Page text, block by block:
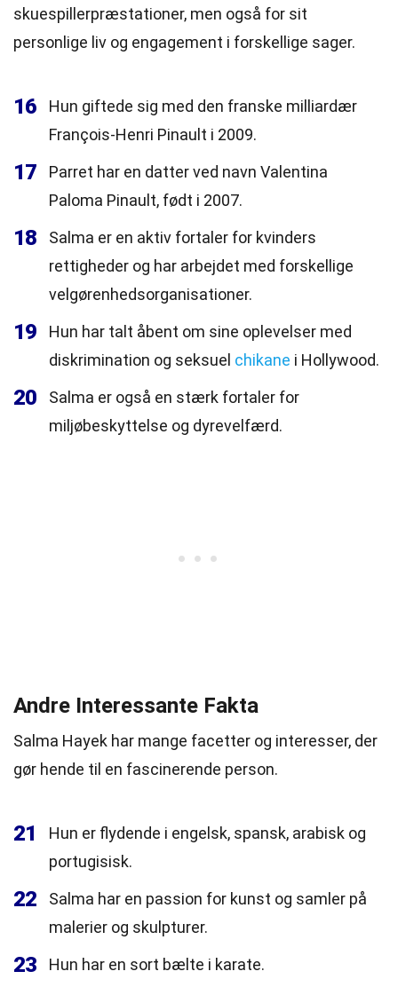
skuespillerpræstationer, men også for sit
personlige liv og engagement i forskellige sager.
16
Hun giftede sig med den franske milliardær
François-Henri Pinault i 2009.
17
Parret har en datter ved navn Valentina
Paloma Pinault, født i 2007.
18
Salma er en aktiv fortaler for kvinders
rettigheder og har arbejdet med forskellige
velgørenhedsorganisationer.
19
Hun har talt åbent om sine oplevelser med
diskrimination og seksuel chikane i Hollywood.
20
Salma er også en stærk fortaler for
miljøbeskyttelse og dyrevelfærd.
Andre Interessante Fakta
Salma Hayek har mange facetter og interesser, der
gør hende til en fascinerende person.
21
Hun er flydende i engelsk, spansk, arabisk og
portugisisk.
22
Salma har en passion for kunst og samler på
malerier og skulpturer.
23 Hun har en sort bælte i karate.